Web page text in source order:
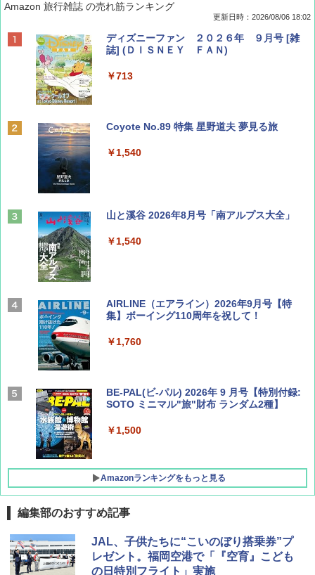
Amazon 旅行雑誌 の売れ筋ランキング
更新日時：2026/08/06 18:02
ディズニーファン ２０２６年 ９月号 [雑
誌] (ＤＩＳＮＥＹ ＦＡＮ)
￥713
Coyote No.89 特集 星野道夫 夢見る旅
￥1,540
山と溪谷 2026年8月号「南アルプス大全」
￥1,540
AIRLINE（エアライン）2026年9月号【特
集】ボーイング110周年を祝して！
￥1,760
BE-PAL(ビ-パル) 2026年 9 月号【特別付録:
SOTO ミニマル"旅"財布 ランダム2種】
￥1,500
Amazonランキングをもっと見る
D40 地球の歩き方 チェンマイ タイ北部の魅
力的な町 2026～2027 地球の歩き方D アジア
[キャンパーズコレクション 山善] ポップアッ
プテント 傘みたいに広げて畳める パッとサ
ッとサンシェード キューブ フルクローズ メ
ッシュ 簡単設置 ワンタッチテント キャンプ
BUNDOK(バンドック)ソロ ドーム 1 EX BDK
-08EX カーキ ソロキャンプ ポリエステル フ
レーム テント
編集部のおすすめ記事
JAL、子供たちに“こいのぼり搭乗券”プ
レゼント。福岡空港で「『空育』こども
の日特別フライト」実施